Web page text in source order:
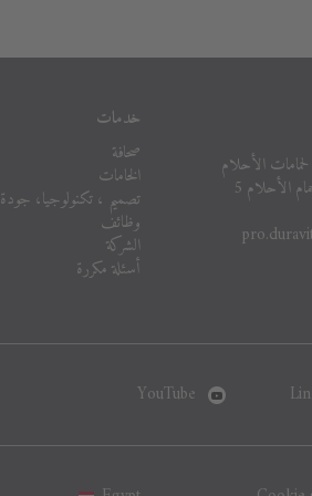
الأحلام
الأحلام 5
خدمات
صحافة
الخامات
تصميم ، تكنولوجيا، جودة 100%
وظائف
الشركة
أسئلة مكررة
YouTube